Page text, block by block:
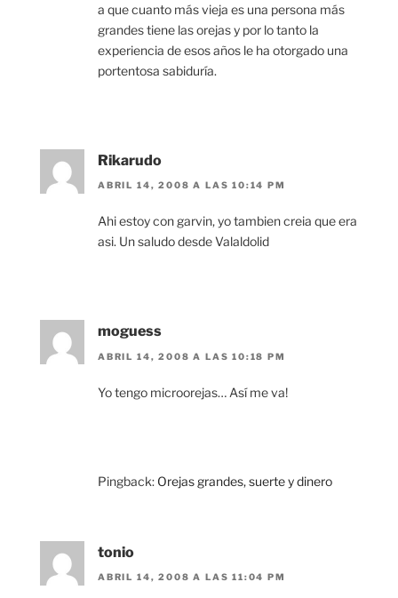
a que cuanto más vieja es una persona más
grandes tiene las orejas y por lo tanto la
experiencia de esos años le ha otorgado una
portentosa sabiduría.
Rikarudo
ABRIL 14, 2008 A LAS 10:14 PM
Ahi estoy con garvin, yo tambien creia que era
asi. Un saludo desde Valaldolid
moguess
ABRIL 14, 2008 A LAS 10:18 PM
Yo tengo microorejas… Así me va!
Pingback: Orejas grandes, suerte y dinero
tonio
ABRIL 14, 2008 A LAS 11:04 PM